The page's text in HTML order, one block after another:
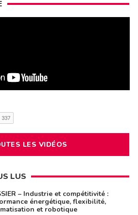
LES VIDÉOS
LUS
– Industrie et compétitivité :
énergétique, flexibilité,
et robotique